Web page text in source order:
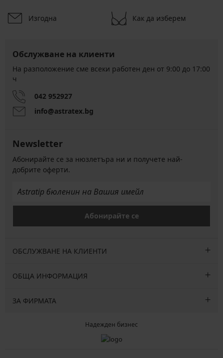
Изгодна Как да изберем
Обслужване на клиенти
На разположение сме всеки работен ден от 9:00 до 17:00
ч
042 952927
info@astratex.bg
Newsletter
Абонирайте се за нюзлетъра ни и получете най-
добрите оферти.
Абонирайте се
ОБСЛУЖВАНЕ НА КЛИЕНТИ
ОБЩА ИНФОРМАЦИЯ
ЗА ФИРМАТА
Надежден бизнес